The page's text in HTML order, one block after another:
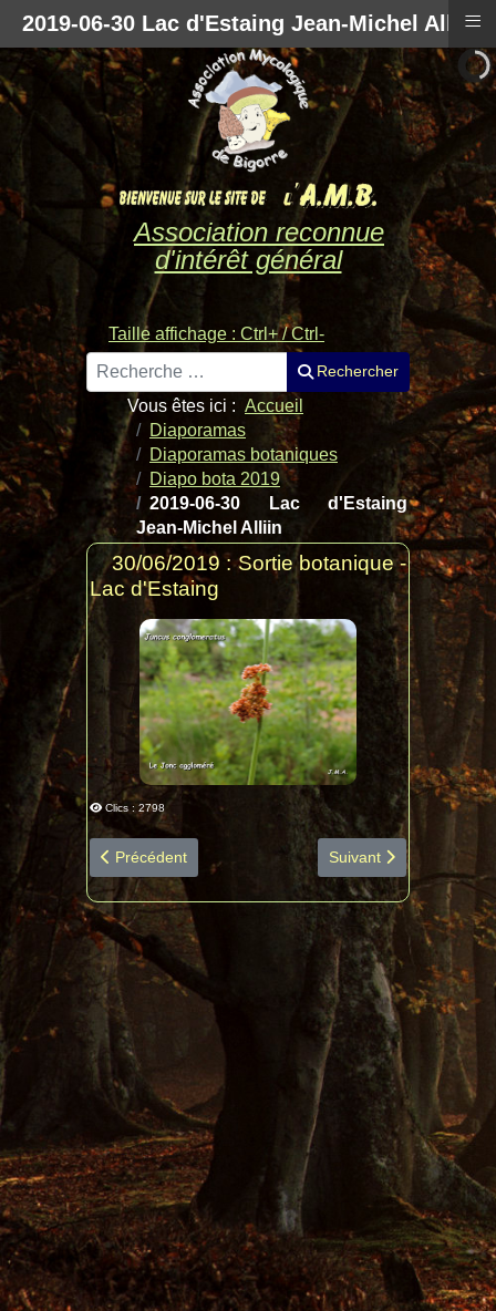
Association reconnue
d'intérêt général
Taille affichage : Ctrl+ / Ctrl-
Rechercher
Rechercher
Vous êtes ici : Accueil
Diaporamas
Diaporamas botaniques
Diapo bota 2019
2019-06-30 Lac d'Estaing
Jean-Michel Alliin
30/06/2019 : Sortie botanique -
Lac d'Estaing
Clics : 2798
Article précédent : 2019-06-30 Estaing diapo espèces
Précédent Article suivant : 2019-
Suivant
2019-06-30 Lac d'Estaing Jean-Michel Alliin
≡